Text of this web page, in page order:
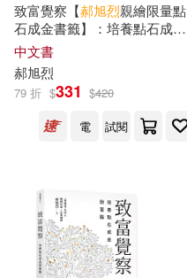
可超商取貨(25)
可海外宅配(25)
可新加坡店取(25)
可菲律賓店取(25)
致富覺察【郝旭烈親繪限量點
石成金書籤】：培養點石成金
的財富腦
中文書
郝旭烈
79 折 $331 $420
電
試閱